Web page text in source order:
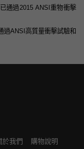
通過2015 ANSI重物衝擊
過ANSI高質量衝擊試驗和
於我們 購物說明